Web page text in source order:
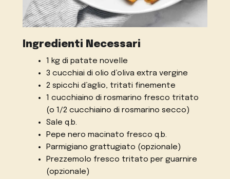
Ingredienti Necessari
1 kg di patate novelle
3 cucchiai di olio d’oliva extra vergine
2 spicchi d’aglio, tritati finemente
1 cucchiaino di rosmarino fresco tritato
(o 1/2 cucchiaino di rosmarino secco)
Sale q.b.
Pepe nero macinato fresco q.b.
Parmigiano grattugiato (opzionale)
Prezzemolo fresco tritato per guarnire
(opzionale)